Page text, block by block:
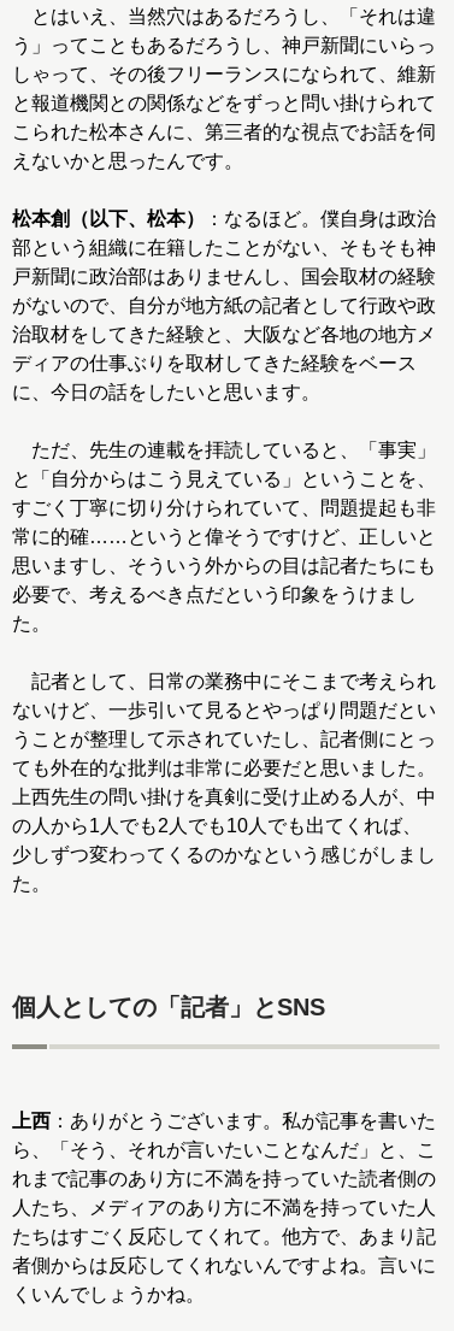
とはいえ、当然穴はあるだろうし、「それは違
う」ってこともあるだろうし、神戸新聞にいらっ
しゃって、その後フリーランスになられて、維新
と報道機関との関係などをずっと問い掛けられて
こられた松本さんに、第三者的な視点でお話を伺
えないかと思ったんです。
松本創（以下、松本）
：なるほど。僕自身は政治
部という組織に在籍したことがない、そもそも神
戸新聞に政治部はありませんし、国会取材の経験
がないので、自分が地方紙の記者として行政や政
治取材をしてきた経験と、大阪など各地の地方メ
ディアの仕事ぶりを取材してきた経験をベース
に、今日の話をしたいと思います。
ただ、先生の連載を拝読していると、「事実」
と「自分からはこう見えている」ということを、
すごく丁寧に切り分けられていて、問題提起も非
常に的確……というと偉そうですけど、正しいと
思いますし、そういう外からの目は記者たちにも
必要で、考えるべき点だという印象をうけまし
た。
記者として、日常の業務中にそこまで考えられ
ないけど、一歩引いて見るとやっぱり問題だとい
うことが整理して示されていたし、記者側にとっ
ても外在的な批判は非常に必要だと思いました。
上西先生の問い掛けを真剣に受け止める人が、中
の人から1人でも2人でも10人でも出てくれば、
少しずつ変わってくるのかなという感じがしまし
た。
個人としての「記者」とSNS
上西 ：ありがとうございます。私が記事を書いた
ら、「そう、それが言いたいことなんだ」と、こ
れまで記事のあり方に不満を持っていた読者側の
人たち、メディアのあり方に不満を持っていた人
たちはすごく反応してくれて。他方で、あまり記
者側からは反応してくれないんですよね。言いに
くいんでしょうかね。